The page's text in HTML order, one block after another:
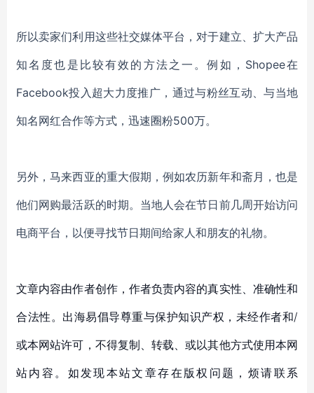
所以卖家们利用这些社交媒体平台，对于建立、扩大产品
知名度也是比较有效的方法之一。例如，Shopee在
Facebook投入超大力度推广，通过与粉丝互动、与当地
知名网红合作等方式，迅速圈粉500万。
另外，马来西亚的重大假期，例如农历新年和斋月，也是
他们网购最活跃的时期。当地人会在节日前几周开始访问
电商平台，以便寻找节日期间给家人和朋友的礼物。
文章内容由作者创作，作者负责内容的真实性、准确性和
合法性。出海易倡导尊重与保护知识产权，未经作者和/
或本网站许可，不得复制、转载、或以其他方式使用本网
站内容。如发现本站文章存在版权问题，烦请联系